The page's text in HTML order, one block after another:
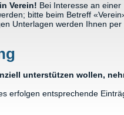
Verein! Bei Interesse an
bitte beim Betreff
Unterlagen werden Ihnen
unterstützen wollen,
erfolgen entsprechende